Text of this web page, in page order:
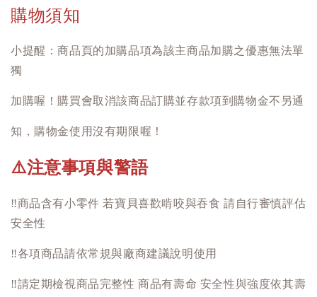
購物須知
小提醒：商品頁的加購品項為該主商品加購之優惠無法單
獨
加購喔！購買會取消該商品訂購並存款項到購物金不另通
知，購物金使用沒有期限喔！
⚠️注意事項與警語
‼️商品含有小零件 若寶貝喜歡啃咬與吞食 請自行審慎評估
安全性
‼️各項商品請依常規與廠商建議說明使用
‼️請定期檢視商品完整性 商品有壽命 安全性與強度依其壽